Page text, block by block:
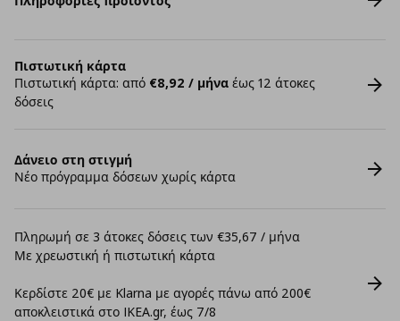
Πιστωτική κάρτα
Πιστωτική κάρτα: από €8,92 / μήνα έως 12 άτοκες
δόσεις
Δάνειο στη στιγμή
Νέο πρόγραμμα δόσεων χωρίς κάρτα
Πληρωμή σε 3 άτοκες δόσεις των €35,67 / μήνα
Με χρεωστική ή πιστωτική κάρτα
Κερδίστε 20€ με Klarna με αγορές πάνω από 200€
αποκλειστικά στο IKEA.gr, έως 7/8